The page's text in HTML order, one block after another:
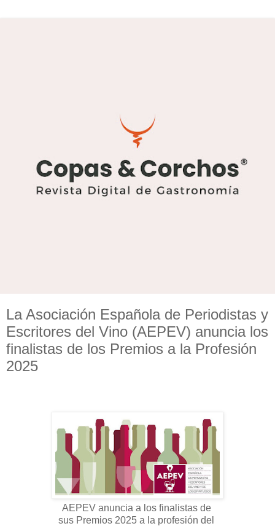
La Asociación Española de Periodistas y
Escritores del Vino (AEPEV) anuncia los
finalistas de los Premios a la Profesión
2025
AEPEV anuncia a los finalistas de
sus Premios 2025 a la profesión del